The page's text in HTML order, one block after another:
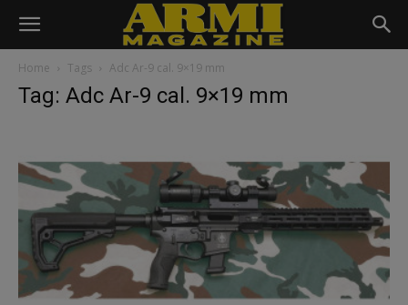
Home Tags Adc Ar-9 cal. 9×19 mm
Tag: Adc Ar-9 cal. 9×19 mm